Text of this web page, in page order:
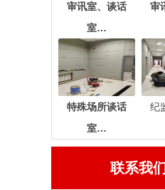
审讯室、谈话
室…
审
特殊场所谈话
室…
纪
联系我们